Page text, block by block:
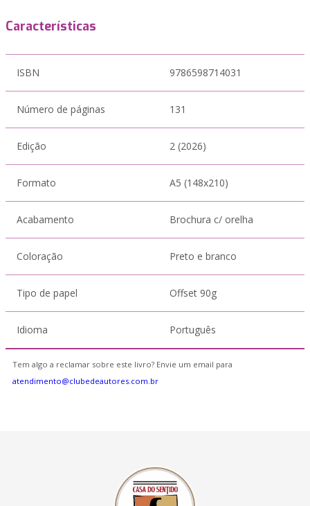
Características
ISBN 9786598714031
Número de páginas 131
Edição 2 (2026)
Formato A5 (148x210)
Acabamento Brochura c/ orelha
Coloração Preto e branco
Tipo de papel Offset 90g
Idioma Português
Tem algo a reclamar sobre este livro? Envie um email para
atendimento@clubedeautores.com.br